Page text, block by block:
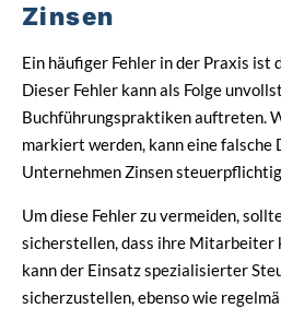
Zinsen
Ein häufiger Fehler in der Praxis
Dieser Fehler kann als Folge
Buchführungspraktiken auftreten.
markiert werden, kann eine falsche
Unternehmen Zinsen
Um diese Fehler zu vermeiden,
sicherstellen, dass ihre Mitarbeiter
kann der Einsatz spezialisierter
sicherzustellen, ebenso wie